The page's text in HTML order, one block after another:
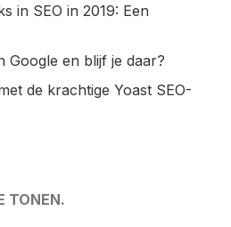
in SEO in 2019: Een
Google en blijf je daar?
de krachtige Yoast SEO-
TONEN.